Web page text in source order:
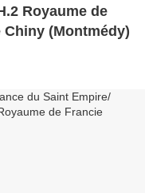
Royaume de
Chiny (Montmédy)